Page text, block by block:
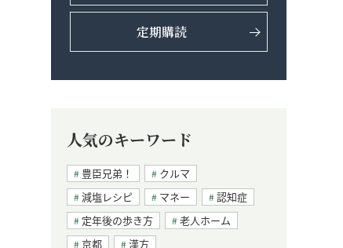
定期購読
人気のキーワード
豊臣兄弟！
クルマ
減塩レシピ
マネー
認知症
定年後の歩き方
老人ホーム
京都
漢方